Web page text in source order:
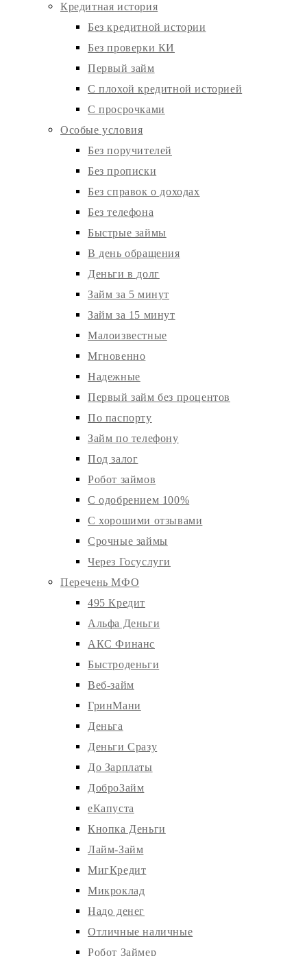
Кредитная история
Без кредитной истории
Без проверки КИ
Первый займ
С плохой кредитной историей
С просрочками
Особые условия
Без поручителей
Без прописки
Без справок о доходах
Без телефона
Быстрые займы
В день обращения
Деньги в долг
Займ за 5 минут
Займ за 15 минут
Малоизвестные
Мгновенно
Надежные
Первый займ без процентов
По паспорту
Займ по телефону
Под залог
Робот займов
С одобрением 100%
С хорошими отзывами
Срочные займы
Через Госуслуги
Перечень МФО
495 Кредит
Альфа Деньги
АКС Финанс
Быстроденьги
Веб-займ
ГринМани
Деньга
Деньги Сразу
До Зарплаты
ДоброЗайм
еКапуста
Кнопка Деньги
Лайм-Займ
МигКредит
Микроклад
Надо денег
Отличные наличные
Робот Займер